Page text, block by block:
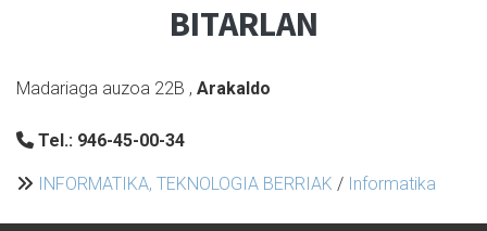
BITARLAN
Madariaga auzoa 22B , Arakaldo
Tel.: 946-45-00-34
INFORMATIKA, TEKNOLOGIA BERRIAK / Informatika